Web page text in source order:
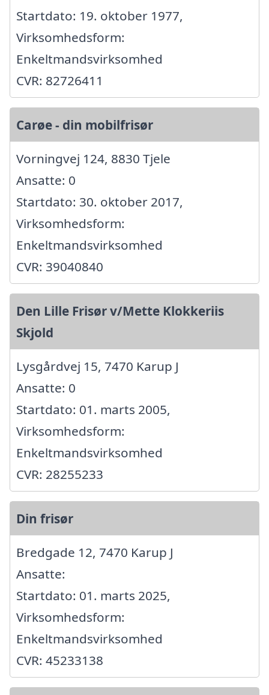
Startdato: 19. oktober 1977,
Virksomhedsform:
Enkeltmandsvirksomhed
CVR: 82726411
Carøe - din mobilfrisør
Vorningvej 124, 8830 Tjele
Ansatte: 0
Startdato: 30. oktober 2017,
Virksomhedsform:
Enkeltmandsvirksomhed
CVR: 39040840
Den Lille Frisør v/Mette Klokkeriis
Skjold
Lysgårdvej 15, 7470 Karup J
Ansatte: 0
Startdato: 01. marts 2005,
Virksomhedsform:
Enkeltmandsvirksomhed
CVR: 28255233
Din frisør
Bredgade 12, 7470 Karup J
Ansatte:
Startdato: 01. marts 2025,
Virksomhedsform:
Enkeltmandsvirksomhed
CVR: 45233138